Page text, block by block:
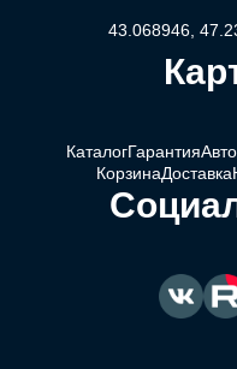
43.068946,
КаталогГарантия
КорзинаДоставка